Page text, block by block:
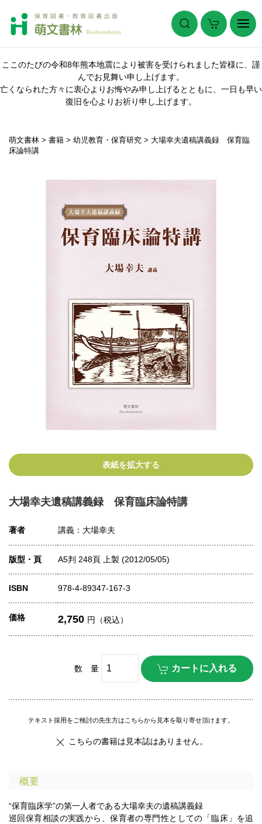
ここのたびの令和8年熊本地震により被害を受けられました皆様に、謹
んでお見舞い申し上げます。
亡くなられた方々に衷心よりお悔やみ申し上げるとともに、一日も早い
復旧を心よりお祈り申し上げます。
萌文書林 > 書籍 > 幼児教育・保育研究 > 大場幸夫遺稿講義録 保育臨
床論特講
表紙を拡大する
大場幸夫遺稿講義録 保育臨床論特講
著者 講義：大場幸夫
版型・頁 A5判 248頁 上製 (2012/05/05)
ISBN 978-4-89347-167-3
価格 2,750 円（税込）
数 量
テキスト採用をご検討の先生方はこちらから見本を取り寄せ頂けます。
こちらの書籍は見本誌はありません。
概要
“保育臨床学”の第一人者である大場幸夫の遺稿講義録
巡回保育相談の実践から、保育者の専門性としての「臨床」を追